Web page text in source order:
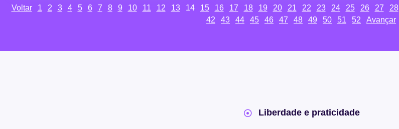
Voltar 1 2 3 4 5 6 7 8 9 10 11 12 13 14 15 16 17 18 19 20 21 22 23 24 25 26 27 28
42
43 44 45 46 47 48 49 50 51 52 Avançar
Liberdade e praticidade